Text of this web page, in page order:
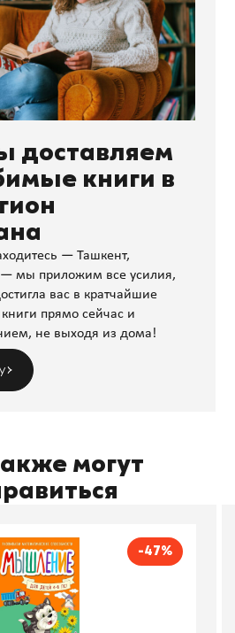
доставляем
книги в
— Ташкент,
мы приложим все усилия,
вас в кратчайшие
прямо сейчас и
не выходя из дома!
могут
-47%